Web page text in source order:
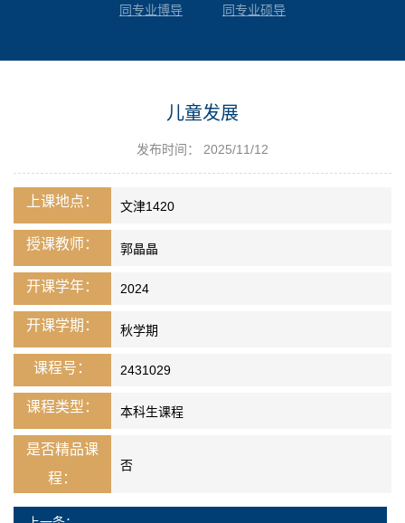
同专业博导 同专业硕导
儿童发展
发布时间： 2025/11/12
上课地点： 文津1420
授课教师： 郭晶晶
开课学年： 2024
开课学期： 秋学期
课程号： 2431029
课程类型： 本科生课程
是否精品课
程：
否